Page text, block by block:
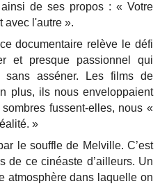
de ses propos : « Votre
avec l'autre ».
documentaire relève le défi
et presque passionnel qui
sans asséner. Les films de
plus, ils nous enveloppaient
fussent-elles, nous «
»
le souffle de Melville. C’est
de ce cinéaste d’ailleurs. Un
atmosphère dans laquelle on